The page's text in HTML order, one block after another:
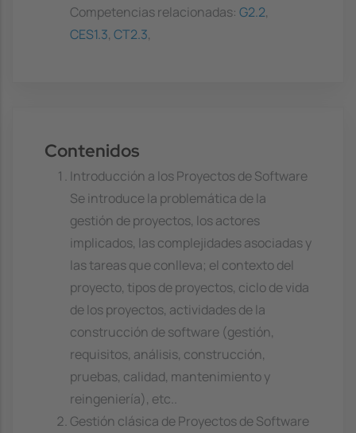
Competencias relacionadas: G2.2,
CES1.3, CT2.3,
Contenidos
Introducción a los Proyectos de Software
Se introduce la problemática de la
gestión de proyectos, los actores
implicados, las complejidades asociadas y
las tareas que conlleva; el contexto del
proyecto, tipos de proyectos, ciclo de vida
de los proyectos, actividades de la
construcción de software (gestión,
requisitos, análisis, construcción,
pruebas, calidad, mantenimiento y
reingeniería), etc..
Gestión clásica de Proyectos de Software